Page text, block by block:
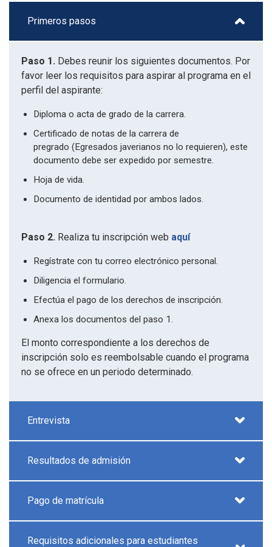
Primeros pasos
Paso 1. Debes reunir los siguientes documentos. Por
favor leer los requisitos para aspirar al programa en el
perfil del aspirante:
Diploma o acta de grado de la carrera.
Certificado de notas de la carrera de
pregrado (Egresados javerianos no lo requieren), este
documento debe ser expedido por semestre.
Hoja de vida.
Documento de identidad por ambos lados.
Paso 2. Realiza tu inscripción web aquí
Regístrate con tu correo electrónico personal.
Diligencia el formulario.
Efectúa el pago de los derechos de inscripción.
Anexa los documentos del paso 1.
El monto correspondiente a los derechos de
inscripción solo es reembolsable cuando el programa
no se ofrece en un periodo determinado.
Entrevista
Resultados de admisión
Pago de matrícula
Requisitos adicionales para estudiantes